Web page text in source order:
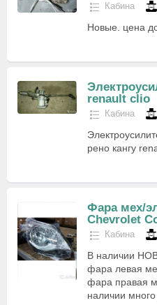
Кабина
Новые. цена
renault clio
Кабина
рено кангу
Фара мех/
Chevrolet
Кабина
В наличии
фара левая
фара правая
наличии